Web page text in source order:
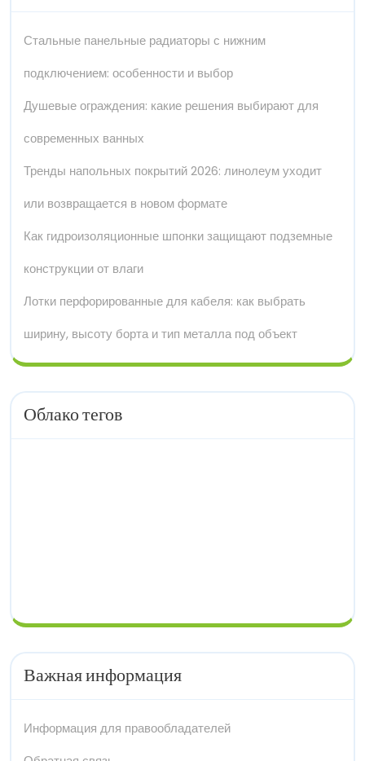
Стальные панельные радиаторы с нижним
подключением: особенности и выбор
Душевые ограждения: какие решения выбирают для
современных ванных
Тренды напольных покрытий 2026: линолеум уходит
или возвращается в новом формате
Как гидроизоляционные шпонки защищают подземные
конструкции от влаги
Лотки перфорированные для кабеля: как выбрать
ширину, высоту борта и тип металла под объект
Облако тегов
Важная информация
Информация для правообладателей